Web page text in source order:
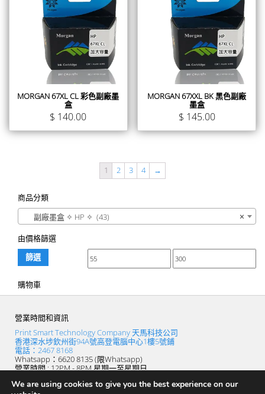
MORGAN 67XL CL 彩色副廠墨
盒
$ 140.00
MORGAN 67XXL BK 黑色副廠
墨盒
$ 145.00
1 2 3 4 →
商品分類
×
副廠墨盒 ✧ HP ✧ (43)
由價格篩選
篩選
購物車
營業時間和資訊
Print Smart Technology Company 天馬科技公司
香港深水埗欽州街94A號高登電腦中心1樓5號鋪
電話：2467 8168
Whatsapp：6620 8135 (限Whatsapp)
營業時間 : 12PM - 8PM 星期一至星期日
We are using cookies to give you the best experience on our